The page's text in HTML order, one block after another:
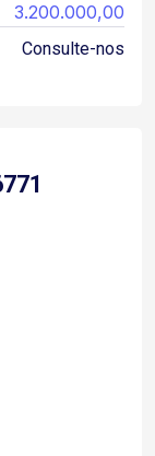
3.200.000,00
Consulte-nos